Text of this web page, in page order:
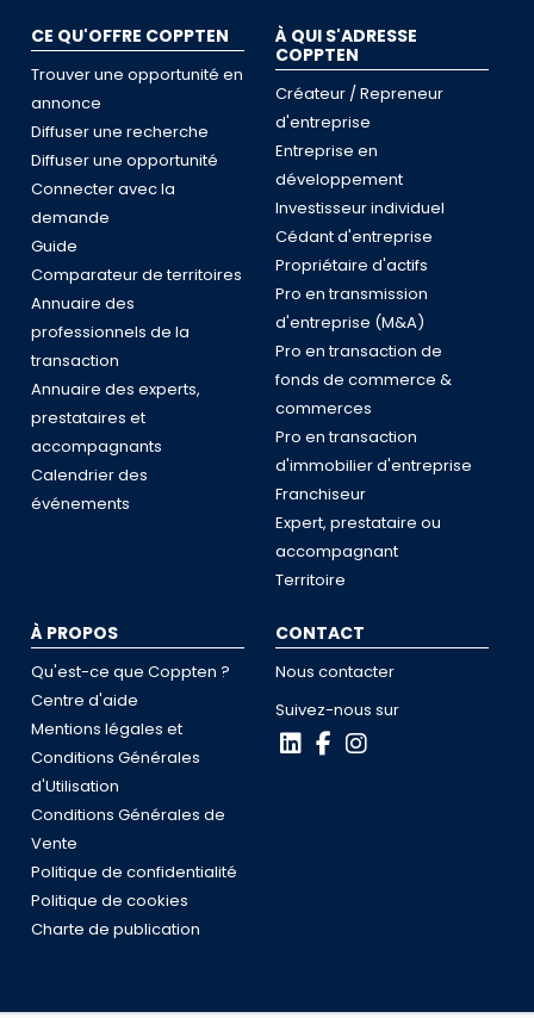
CE QU'OFFRE COPPTEN
Trouver une opportunité en
annonce
Diffuser une recherche
Diffuser une opportunité
Connecter avec la
demande
Guide
Comparateur de territoires
Annuaire des
professionnels de la
transaction
Annuaire des experts,
prestataires et
accompagnants
Calendrier des
événements
À QUI S'ADRESSE
COPPTEN
Créateur / Repreneur
d'entreprise
Entreprise en
développement
Investisseur individuel
Cédant d'entreprise
Propriétaire d'actifs
Pro en transmission
d'entreprise (M&A)
Pro en transaction de
fonds de commerce &
commerces
Pro en transaction
d'immobilier d'entreprise
Franchiseur
Expert, prestataire ou
accompagnant
Territoire
À PROPOS
Qu'est-ce que Coppten ?
Centre d'aide
Mentions légales et
Conditions Générales
d'Utilisation
Conditions Générales de
Vente
Politique de confidentialité
Politique de cookies
Charte de publication
CONTACT
Nous contacter
Suivez-nous sur